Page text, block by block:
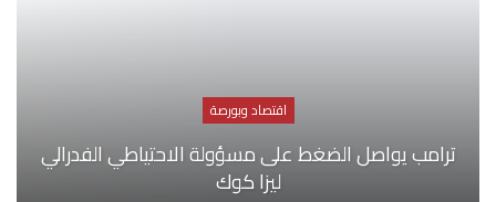
اقتصاد وبورصة
ترامب يواصل الضغط على مسؤولة الاحتياطي الفدرالي
ليزا كوك